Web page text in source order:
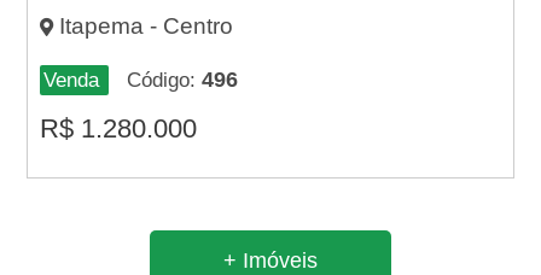
Itapema - Centro
Venda Código: 496
R$ 1.280.000
+ Imóveis